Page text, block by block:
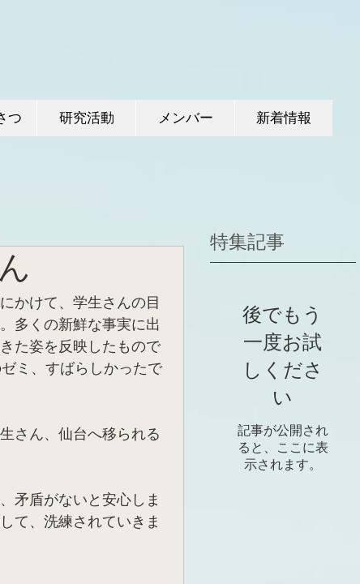
つ 研究活動 メンバー 新着情報
かけて、学生さんの目
多くの新鮮な事実に出
た姿を反映したもので
ミ、すばらしかったで
さん、仙台へ移られる
矛盾がないと安心しま
て、洗練されていきま
特集記事
後でもう
一度お試
しくださ
い
記事が公開され
ると、ここに表
示されます。